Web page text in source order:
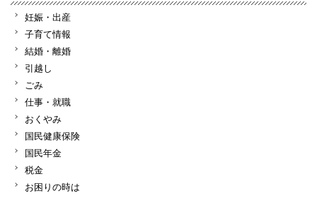
妊娠・出産
子育て情報
結婚・離婚
引越し
ごみ
仕事・就職
おくやみ
国民健康保険
国民年金
税金
お困りの時は